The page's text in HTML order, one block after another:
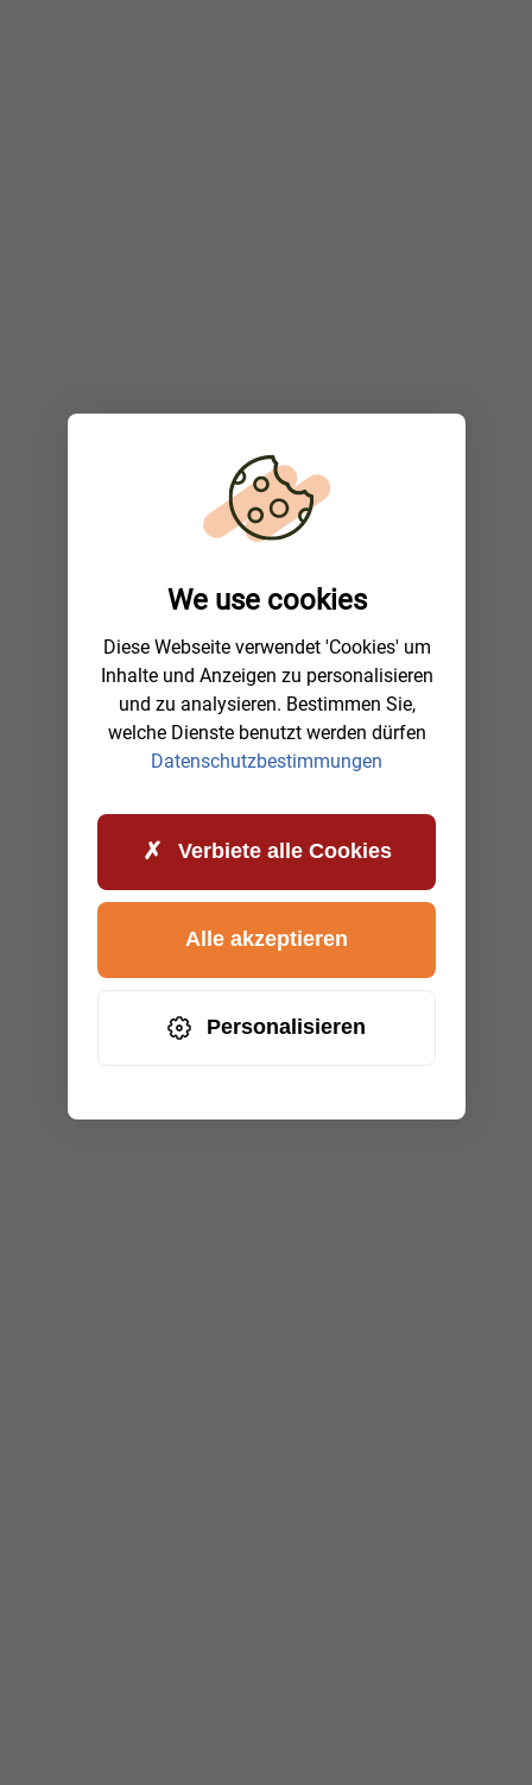
We use cookies
Diese Webseite verwendet 'Cookies' um
Inhalte und Anzeigen zu personalisieren
und zu analysieren. Bestimmen Sie,
welche Dienste benutzt werden dürfen
Datenschutzbestimmungen
Verbiete alle Cookies
Personalisieren
Alle akzeptieren